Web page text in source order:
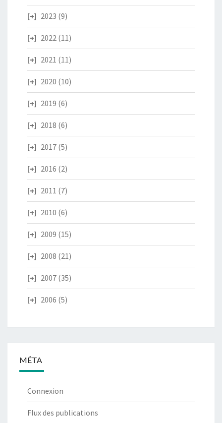
2023 (9)
2022 (11)
2021 (11)
2020 (10)
2019 (6)
2018 (6)
2017 (5)
2016 (2)
2011 (7)
2010 (6)
2009 (15)
2008 (21)
2007 (35)
2006 (5)
MÉTA
Connexion
Flux des publications